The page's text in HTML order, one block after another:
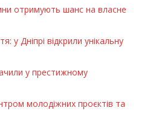
отримують шанс на власне
у Дніпрі відкрили унікальну
у престижному
молодіжних проєктів та